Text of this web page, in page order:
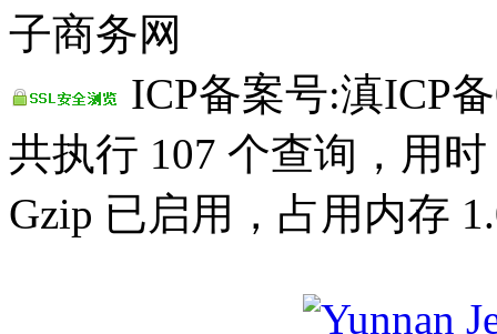
子商务网
ICP备案号:滇ICP
共执行 107 个查询，用
Gzip 已启用，占用内存